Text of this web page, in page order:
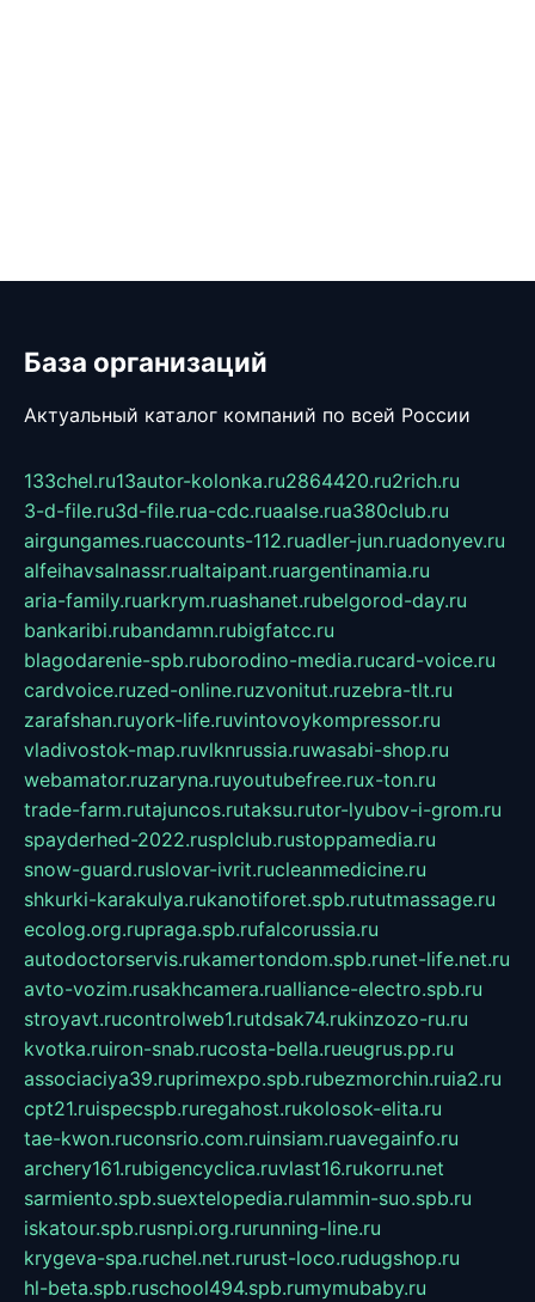
База организаций
Актуальный каталог компаний по всей России
133chel.ru13autor-kolonka.ru2864420.ru2rich.ru
3-d-file.ru3d-file.rua-cdc.ruaalse.rua380club.ru
airgungames.ruaccounts-112.ruadler-jun.ruadonyev.ru
alfeihavsalnassr.rualtaipant.ruargentinamia.ru
aria-family.ruarkrym.ruashanet.rubelgorod-day.ru
bankaribi.rubandamn.rubigfatcc.ru
blagodarenie-spb.ruborodino-media.rucard-voice.ru
cardvoice.ruzed-online.ruzvonitut.ruzebra-tlt.ru
zarafshan.ruyork-life.ruvintovoykompressor.ru
vladivostok-map.ruvlknrussia.ruwasabi-shop.ru
webamator.ruzaryna.ruyoutubefree.rux-ton.ru
trade-farm.rutajuncos.rutaksu.rutor-lyubov-i-grom.ru
spayderhed-2022.rusplclub.rustoppamedia.ru
snow-guard.ruslovar-ivrit.rucleanmedicine.ru
shkurki-karakulya.rukanotiforet.spb.rututmassage.ru
ecolog.org.rupraga.spb.rufalcorussia.ru
autodoctorservis.rukamertondom.spb.runet-life.net.ru
avto-vozim.rusakhcamera.rualliance-electro.spb.ru
stroyavt.rucontrolweb1.rutdsak74.rukinzozo-ru.ru
kvotka.ruiron-snab.rucosta-bella.rueugrus.pp.ru
associaciya39.ruprimexpo.spb.rubezmorchin.ruia2.ru
cpt21.ruispecspb.ruregahost.rukolosok-elita.ru
tae-kwon.ruconsrio.com.ruinsiam.ruavegainfo.ru
archery161.rubigencyclica.ruvlast16.rukorru.net
sarmiento.spb.suextelopedia.rulammin-suo.spb.ru
iskatour.spb.rusnpi.org.rurunning-line.ru
krygeva-spa.ruchel.net.rurust-loco.rudugshop.ru
hl-beta.spb.ruschool494.spb.rumymubaby.ru